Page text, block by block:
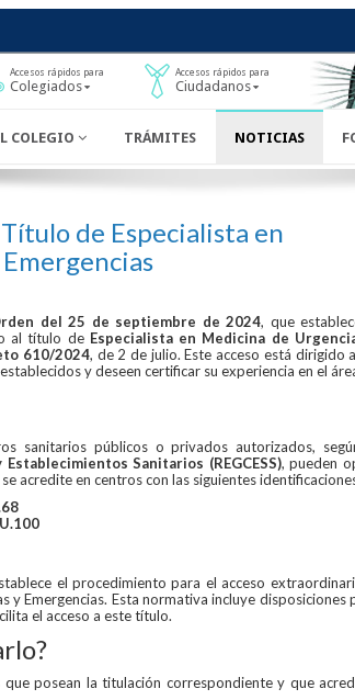
Accesos rápidos para
Colegiados
Accesos rápidos para
Ciudadanos
COLEGIO TRÁMITES NOTICIAS
de Especialista en
del 25 de septiembre de 2024, que
al título de Especialista en Medicina de
610/2024, de 2 de julio. Este acceso está dirigido
y deseen certificar su experiencia en el
sanitarios públicos o privados autorizados,
Sanitarios (REGCESS), pueden
acredite en centros con las siguientes
U.100
el procedimiento para el acceso
y Emergencias. Esta normativa incluye disposiciones
el acceso a este título.
posean la titulación correspondiente y que